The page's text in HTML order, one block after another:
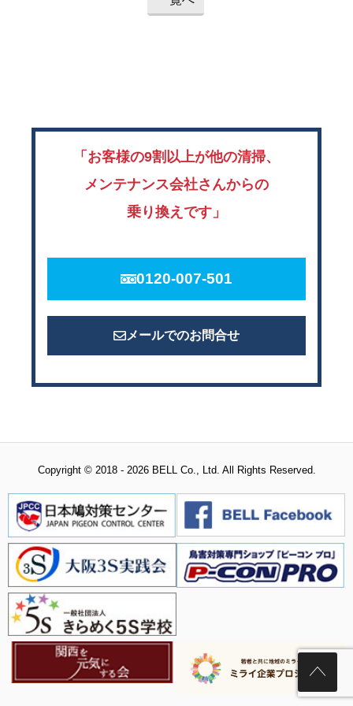
「お客様の9割以上が他の清掃、
メンテナンス会社さんからの
乗り換えです」
0120-007-501
メールでのお問合せ
Copyright © 2018 - 2026 BELL Co., Ltd. All Rights Reserved.